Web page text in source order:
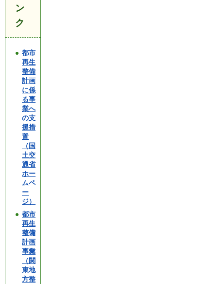
ン
ク
都市
再生
整備
計画
に係
る事
業へ
の支
援措
置
（国
土交
通省
ホー
ムペ
ー
ジ）
都市
再生
整備
計画
事業
（関
東地
方整